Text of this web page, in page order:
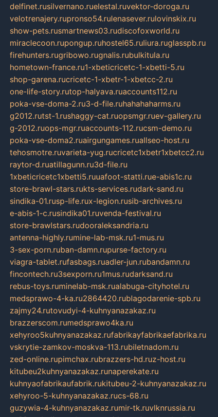
delfinet.rusilvernano.ruelestal.ruvektor-doroga.ru
velotrenajery.rupronso54.rulenasever.rulovinskix.ru
show-pets.rusmartnews03.rudiscofoxworld.ru
miraclecoon.rupongup.ruhostel65.ruliura.ruglasspb.ru
firehunters.rugribowo.rugnalis.rubulkitula.ru
hometown-france.ru1-xbeticricetc-1-xbetti-5.ru
shop-garena.rucricetc-1-xbetr-1-xbetcc-2.ru
one-life-story.rutop-halyava.ruaccounts112.ru
poka-vse-doma-2.ru3-d-file.ruhahahaharms.ru
g2012.rutst-1.rushaggy-cat.ruopsmgr.ruev-gallery.ru
g-2012.ruops-mgr.ruaccounts-112.rucsm-demo.ru
poka-vse-doma2.ruairgungames.ruallseo-host.ru
tehosmotre.ruvarieta-yug.rucricetc1xbetr1xbetcc2.ru
raytor-d.ruatillagunn.ru3d-file.ru
1xbeticricetc1xbetti5.ruuafoot-statti.rue-abis1c.ru
store-brawl-stars.rukts-services.rudark-sand.ru
sindika-01.rusp-life.rux-legion.rusib-archives.ru
e-abis-1-c.rusindika01.ruvenda-festival.ru
store-brawlstars.rudooraleksandria.ru
antenna-highly.rumine-lab-msk.ru1-mus.ru
3-sex-porn.ruban-damn.rupurse-factory.ru
viagra-tablet.rufasbags.ruadler-jun.rubandamn.ru
fincontech.ru3sexporn.ru1mus.rudarksand.ru
rebus-toys.ruminelab-msk.rualabuga-cityhotel.ru
medsprawo-4-ka.ru2864420.rublagodarenie-spb.ru
zajmy24.rutovudyi-4-kuhnyanazakaz.ru
brazzerscom.rumedsprawo4ka.ru
xehyroo5kuhnyanazakaz.rufabrikayfabrikaefabrika.ru
vskrytie-zamkov-moskva-113.rubiletnadom.ru
zed-online.rupimchax.rubrazzers-hd.ruz-host.ru
kitubeu2kuhnyanazakaz.runaperekate.ru
kuhnyaofabrikaufabrik.rukitubeu-2-kuhnyanazakaz.ru
xehyroo-5-kuhnyanazakaz.rucs-68.ru
guzywia-4-kuhnyanazakaz.rumir-tk.ruvlknrussia.ru